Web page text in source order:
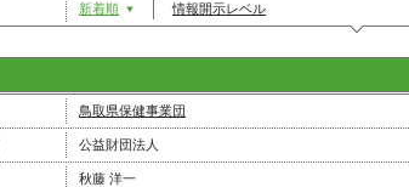
新着順 情報開示レベル
鳥取県保健事業団
公益財団法人
秋藤 洋一